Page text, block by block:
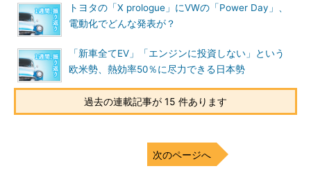
トヨタの「X prologue」にVWの「Power Day」、
電動化でどんな発表が？
「新車全てEV」「エンジンに投資しない」という
欧米勢、熱効率50％に尽力できる日本勢
過去の連載記事が 15 件あります
次のページへ